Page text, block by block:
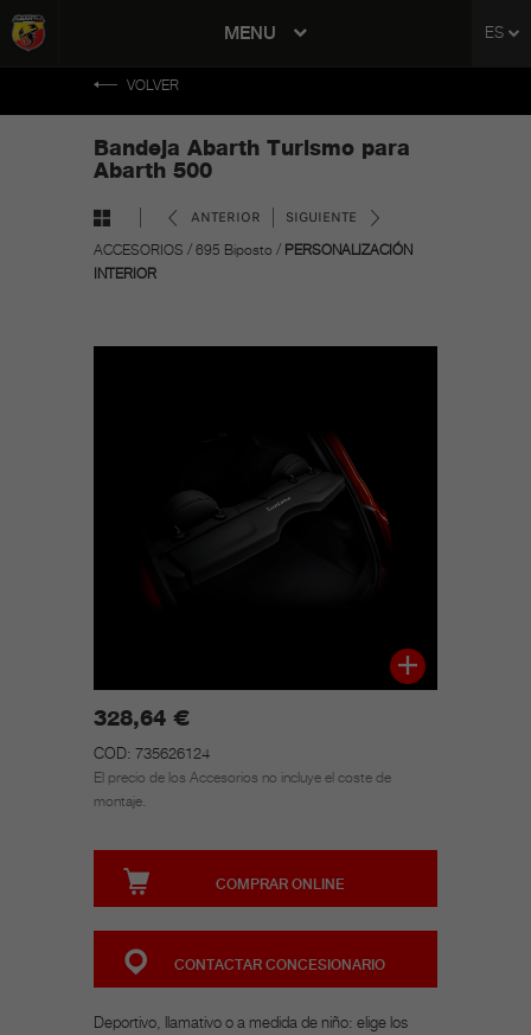
MENU ES
VOLVER
Bandeja Abarth Turismo para
Abarth 500
ANTERIOR SIGUIENTE
ACCESORIOS / 695 Biposto / PERSONALIZACIÓN
INTERIOR
328,64 €
COD: 735626124
El precio de los Accesorios no incluye el coste de
montaje.
COMPRAR ONLINE
CONTACTAR CONCESIONARIO
Deportivo, llamativo o a medida de niño: elige los